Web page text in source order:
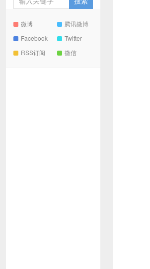
微博
腾讯微博
Facebook
Twitter
RSS订阅
微信